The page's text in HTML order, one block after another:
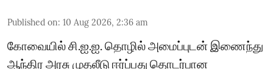
Published on: 10 Aug 2026, 2:36 am
கோவையில் சி.ஐ.ஐ. தொழில் அமைப்புடன் இணைந்து
ஆந்திர அரசு முதலீடு ஈர்ப்பது தொடர்பான